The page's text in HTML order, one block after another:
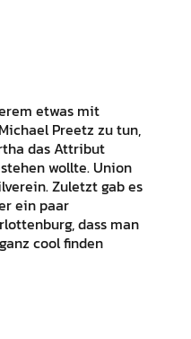
etwas mit
Preetz zu tun,
das Attribut
wollte. Union
Zuletzt gab es
ein paar
dass man
cool finden